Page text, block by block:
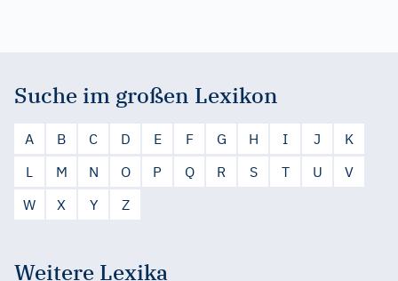
Suche im großen Lexikon
A B C D E F G H I J
K
L
M N O P Q R S T U
V
W
X Y Z
Weitere Lexika